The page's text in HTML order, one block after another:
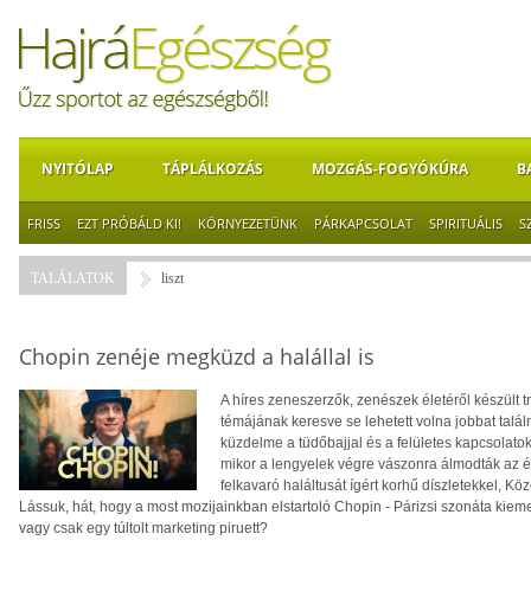
NYITÓLAP TÁPLÁLKOZÁS MOZGÁS-FOGYÓKÚRA
FRISS EZT PRÓBÁLD KI! KÖRNYEZETÜNK PÁRKAPCSOLAT SPIRITUÁLIS
TALÁLATOK liszt
Chopin zenéje megküzd a halállal is
A híres zeneszerzők, zenészek életéről készült
témájának keresve se lehetett volna jobbat
küzdelme a tüdőbajjal és a felületes
mikor a lengyelek végre vászonra álmodták az
felkavaró haláltusát ígért korhű díszletekkel,
Lássuk, hát, hogy a most mozijainkban elstartoló Chopin - Párizsi szonáta
vagy csak egy túltolt marketing piruett?